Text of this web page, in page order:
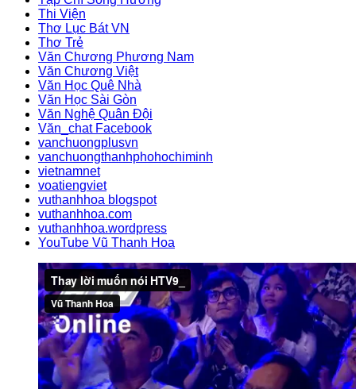
Thi Viện
Thơ Lục Bát VN
Thơ Trẻ
Văn Chương Phương Nam
Văn Chương Việt
Văn Học Quê Nhà
Văn Học Sài Gòn
Văn Nghệ Quân Đội
Văn_chat Facebook
vanchuongplusvn
vanchuongthanhphohochiminh
vietnamnet
voatiengviet
vuthanhhoa blogspot
vuthanhhoa.com
vuthanhhoa.wordpress
YouTube Vũ Thanh Hoa